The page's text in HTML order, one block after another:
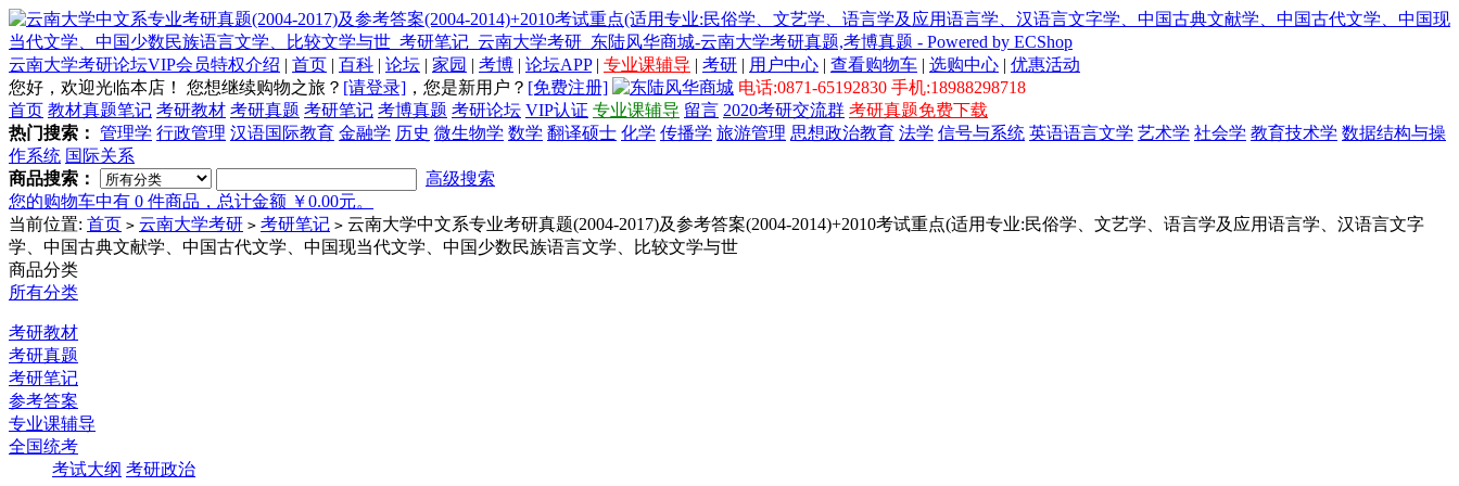
云南大学考研论坛VIP会员特权介绍 | 首页 | 百科 | 论坛 | 家园 | 考博 | 论坛APP| 专业课辅导 | 考研 | 用户中心 | 查看购物车 | 选购中心 | 优惠活动
您好，欢迎光临本店！ 您想继续购物之旅？ [请登录] ， 您是新用户？ [免费注册]
电话:0871-65192830 手机:18988298718
首页 教材真题笔记 考研教材 考研真题 考研笔记 考博真题 考研论坛 VIP认证 专业课辅导 留言 2020考研交流群 考研真题免费下载
热门搜索： 管理学 行政管理 汉语国际教育 金融学 历史 微生物学 数学 翻译硕士 化学 传播学 旅游管理 思想政治教育 法学 信号与系统 英语语言文学 艺术学 社会学 教育技术学 数据结构与操
作系统 国际关系
商品搜索：
高级搜索
您的购物车中有 0 件商品，总计金额 ￥0.00元。
当前位置: 首页 > 云南大学考研 > 考研笔记 > 云南大学中文系专业考研真题(2004-2017)及参考答案(2004-2014)+2010考试重点(适用专业:民俗学、文艺学、语言学及应用语言学、汉语言文字
学、中国古典文献学、中国古代文学、中国现当代文学、中国少数民族语言文学、比较文学与世
商品分类
所有分类
考研教材
考研真题
考研笔记
参考答案
专业课辅导
全国统考
考试大纲 考研政治